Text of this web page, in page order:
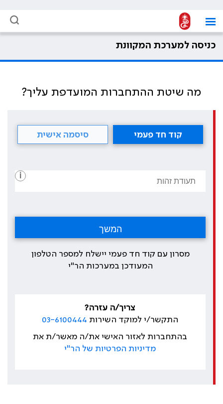
כניסה למערכת המקוונת
מה שיטת ההתחברות המועדפת עליך?
קוד חד פעמי סיסמה אישית
i
מסרון עם קוד חד פעמי יישלח למספר הטלפון
המעודכן במערכות הר"י
צריך/ה עזרה?
התקשר/י למוקד השירות 03-6100444
בהתחברות לאזור האישי את/ה מאשר/ת את
מדיניות הפרטיות של הר"י